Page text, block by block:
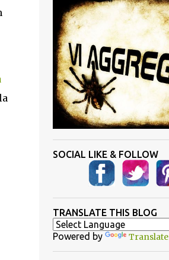
SOCIAL LIKE & FOLLOW
TRANSLATE THIS BLOG
Powered by Translate